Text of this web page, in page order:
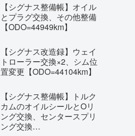
【シグナス整備帳】オイル
とプラグ交換、その他整備
【ODO=44949km】
【シグナス改造録】ウェイ
トローラー交換×2、シム位
置変更【ODO=44104km】
【シグナス整備帳】トルク
カムのオイルシールとOリ
ング交換、センタースプリ
ング交換